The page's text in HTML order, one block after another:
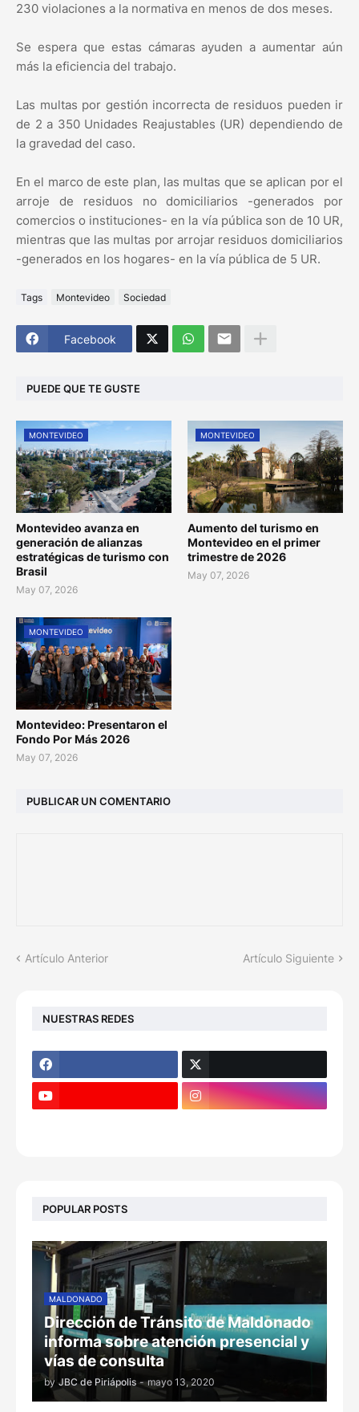
230 violaciones a la normativa en menos de dos meses.
Se espera que estas cámaras ayuden a aumentar aún
más la eficiencia del trabajo.
Las multas por gestión incorrecta de residuos pueden ir
de 2 a 350 Unidades Reajustables (UR) dependiendo de
la gravedad del caso.
En el marco de este plan, las multas que se aplican por el
arroje de residuos no domiciliarios -generados por
comercios o instituciones- en la vía pública son de 10 UR,
mientras que las multas por arrojar residuos domiciliarios
-generados en los hogares- en la vía pública de 5 UR.
Tags Montevideo Sociedad
Facebook
PUEDE QUE TE GUSTE
MONTEVIDEO
Montevideo avanza en
generación de alianzas
estratégicas de turismo con
Brasil
May 07, 2026
MONTEVIDEO
Aumento del turismo en
Montevideo en el primer
trimestre de 2026
May 07, 2026
MONTEVIDEO
Montevideo: Presentaron el
Fondo Por Más 2026
May 07, 2026
PUBLICAR UN COMENTARIO
Artículo Anterior Artículo Siguiente
NUESTRAS REDES
POPULAR POSTS
MALDONADO
Dirección de Tránsito de Maldonado
informa sobre atención presencial y
vías de consulta
by JBC de Piriápolis - mayo 13, 2020